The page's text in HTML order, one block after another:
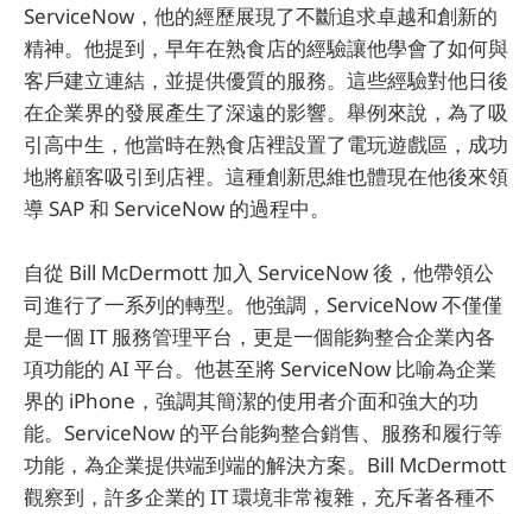
ServiceNow，他的經歷展現了不斷追求卓越和創新的
精神。他提到，早年在熟食店的經驗讓他學會了如何與
客戶建立連結，並提供優質的服務。這些經驗對他日後
在企業界的發展產生了深遠的影響。舉例來說，為了吸
引高中生，他當時在熟食店裡設置了電玩遊戲區，成功
地將顧客吸引到店裡。這種創新思維也體現在他後來領
導 SAP 和 ServiceNow 的過程中。
自從 Bill McDermott 加入 ServiceNow 後，他帶領公
司進行了一系列的轉型。他強調，ServiceNow 不僅僅
是一個 IT 服務管理平台，更是一個能夠整合企業內各
項功能的 AI 平台。他甚至將 ServiceNow 比喻為企業
界的 iPhone，強調其簡潔的使用者介面和強大的功
能。ServiceNow 的平台能夠整合銷售、服務和履行等
功能，為企業提供端到端的解決方案。Bill McDermott
觀察到，許多企業的 IT 環境非常複雜，充斥著各種不